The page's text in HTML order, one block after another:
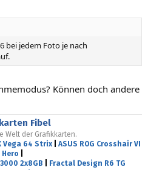
bei jedem Foto je nach
Können doch andere
Fibel
Welt der Grafikkarten.
Vega 64 Strix| ASUS ROG Crosshair VI
Hero
2x8GB
Fractal Design R6 TG